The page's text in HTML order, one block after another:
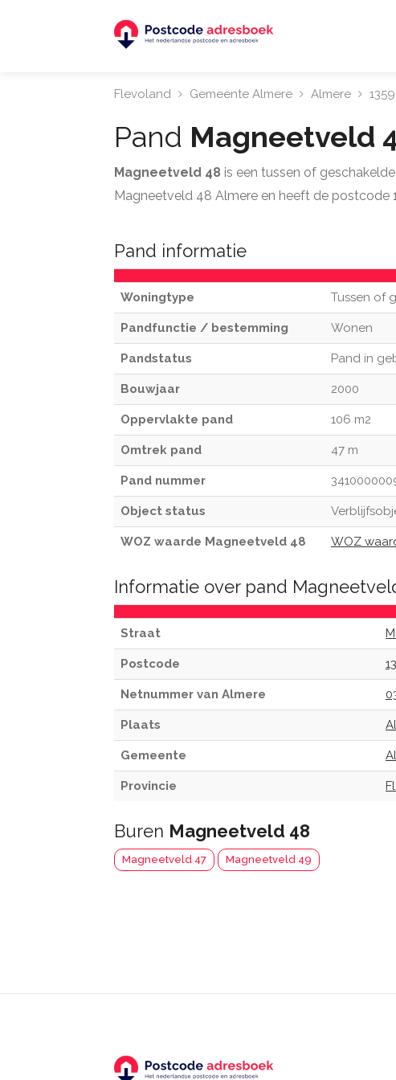
Flevoland Gemeente Almere Almere 1359
Pand Magneetveld
Magneetveld 48 is een tussen of
Magneetveld 48 Almere en heeft de postcode
Pand informatie
Woningtype Tussen of
Pandfunctie / bestemming Wonen
Pandstatus Pand in
Bouwjaar 2000
Oppervlakte pand 106 m2
Omtrek pand 47 m
Pand nummer
Object status
WOZ waarde Magneetveld 48 WOZ
Informatie over pand
Straat
Postcode
Netnummer van Almere
Plaats
Gemeente
Provincie
Buren Magneetveld 48
Magneetveld 47 Magneetveld 49